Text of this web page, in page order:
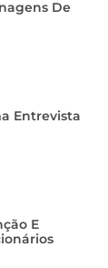
De
Entrevista
E